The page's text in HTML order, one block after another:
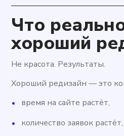
Что
хороший
Не красота. Результаты.
Хороший редизайн — это
время на сайте растёт,
количество заявок растёт,